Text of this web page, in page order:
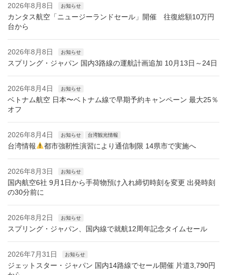
2026年8月8日 お知らせ
カンタス航空「ニュージーランドセール」開催 往復総額10万円
台から
2026年8月8日 お知らせ
スプリング・ジャパン 国内3路線の運航計画追加 10月13日～24日
2026年8月4日 お知らせ
ベトナム航空 日本〜ベトナム線で早期予約キャンペーン 最大25％
オフ
2026年8月4日 お知らせ 台湾観光情報
台湾情報 都市強靭性演習により通信制限 14県市で実施へ
2026年8月3日 お知らせ
国内航空6社 9月1日から手荷物預け入れ締切時刻を変更 出発時刻
の30分前に
2026年8月2日 お知らせ
スプリング・ジャパン、国内線で就航12周年記念タイムセール
2026年7月31日 お知らせ
ジェットスター・ジャパン 国内14路線でセール開催 片道3,790円